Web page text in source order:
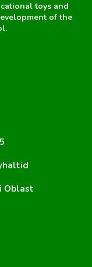
toys and
of the
Oblast